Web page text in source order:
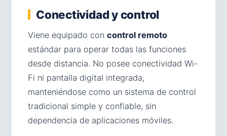
Conectividad y control
Viene equipado con control remoto
estándar para operar todas las funciones
desde distancia. No posee conectividad Wi-
Fi ni pantalla digital integrada,
manteniéndose como un sistema de control
tradicional simple y confiable, sin
dependencia de aplicaciones móviles.